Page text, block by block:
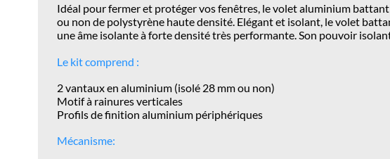
Idéal pour fermer et protéger vos fenêtres, le volet aluminium
ou non de polystyrène haute densité. Elégant et isolant, le volet
une âme isolante à forte densité très performante. Son pouvoir
Le kit comprend :
2 vantaux en aluminium (isolé 28 mm ou non)
Motif à rainures verticales
Profils de finition aluminium périphériques
Mécanisme: